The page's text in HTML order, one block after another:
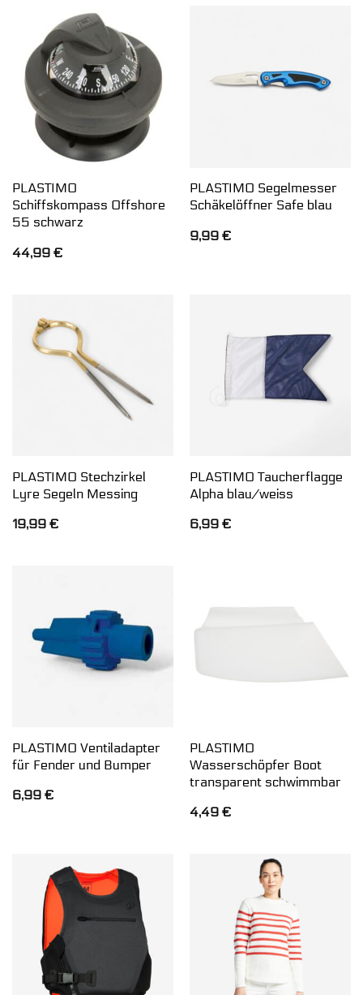
PLASTIMO
Schiffskompass Offshore
55 schwarz
44,99 €
PLASTIMO Segelmesser
Schäkelöffner Safe blau
9,99 €
PLASTIMO Stechzirkel
Lyre Segeln Messing
19,99 €
PLASTIMO Taucherflagge
Alpha blau/weiss
6,99 €
PLASTIMO Ventiladapter
für Fender und Bumper
6,99 €
PLASTIMO
Wasserschöpfer Boot
transparent schwimmbar
4,49 €